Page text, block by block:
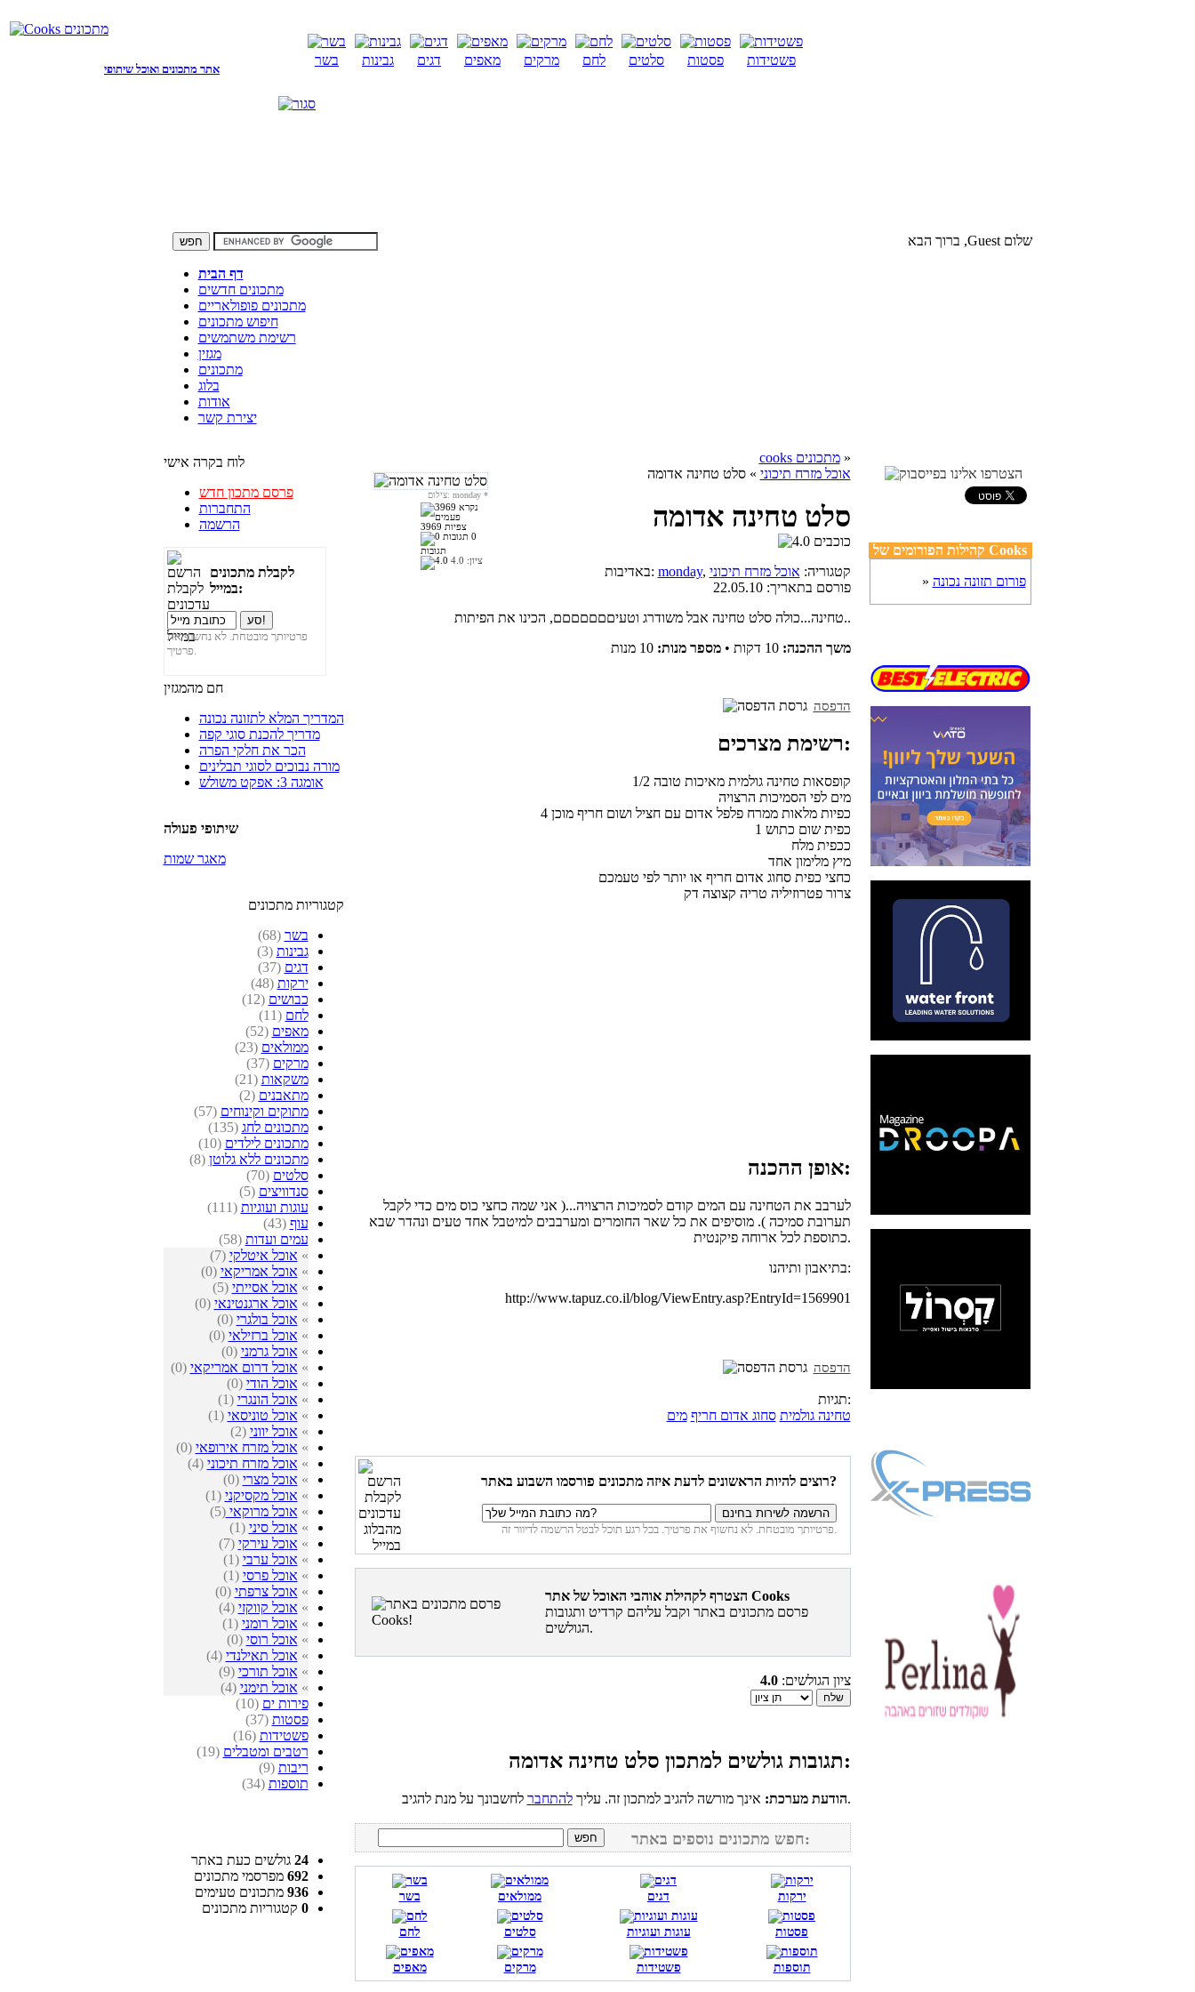
אתר מתכונים ואוכל שיתופי
בשר גבינות דגים מאפים מרקים לחם סלטים פסטות פשטידות
שלום Guest, ברוך הבא
דף הבית
מתכונים חדשים
מתכונים פופולאריים
חיפוש מתכונים
רשימת משתמשים
מגזין
מתכונים
בלוג
אודות
יצירת קשר
לוח בקרה אישי
פרסם מתכון חדש
התחברות
הרשמה
לקבלת מתכונים
במייל:
פרטיותך מובטחת. לא נחשוף את
פרטיך.
חם מהמגזין
המדריך המלא לתזונה נכונה
מדריך להכנת סוגי קפה
הכר את חלקי הפרה
מורה נבוכים לסוגי תבלינים
אומגה 3: אפקט משולש
שיתופי פעולה
מאגר שמות
קטגוריות מתכונים
בשר (68)
גבינות (3)
דגים (37)
ירקות (48)
כבושים (12)
לחם (11)
מאפים (52)
ממולאים (23)
מרקים (37)
משקאות (21)
מתאבנים (2)
מתוקים וקינוחים (57)
מתכונים לחג (135)
מתכונים לילדים (10)
מתכונים ללא גלוטן (8)
סלטים (70)
סנדוויצים (5)
עוגות ועוגיות (111)
עוף (43)
עמים ועדות (58)
» אוכל איטלקי (7)
» אוכל אמריקאי (0)
» אוכל אסייתי (5)
» אוכל ארגנטינאי (0)
» אוכל בולגרי (0)
» אוכל ברזילאי (0)
» אוכל גרמני (0)
» אוכל דרום אמריקאי (0)
» אוכל הודי (0)
» אוכל הונגרי (1)
» אוכל טוניסאי (1)
» אוכל יווני (2)
» אוכל מזרח אירופאי (0)
» אוכל מזרח תיכוני (4)
» אוכל מצרי (0)
» אוכל מקסיקני (1)
» אוכל מרוקאי(5)
» אוכל סיני (1)
» אוכל עירקי (7)
» אוכל ערבי (1)
» אוכל פרסי (1)
» אוכל צרפתי (0)
» אוכל קווקזי (4)
» אוכל רומני (1)
» אוכל רוסי (0)
» אוכל תאילנדי (4)
» אוכל תורכי (9)
» אוכל תימני (4)
פירות ים (10)
פסטות (37)
פשטידות (16)
רטבים ומטבלים (19)
ריבות (9)
תוספות (34)
24 גולשים כעת באתר
692 מפרסמי מתכונים
936 מתכונים טעימים
0 קטגוריות מתכונים
צילום: monday *
3969 צפיות
0
תגובות
ציון: 4.0
cooks מתכונים»
אוכל מזרח תיכוני » סלט טחינה אדומה
סלט טחינה אדומה
באדיבות: monday , קטגוריה: אוכל מזרח תיכוני
פורסם בתאריך:22.05.10
טחינה...כולה סלט טחינה אבל משודרג וטעיםםםםםםם, הכינו את הפיתות..
משך ההכנה: 10 דקות •מספר מנות: 10 מנות
הדפסה
רשימת מצרכים:
1/2 קופסאות טחינה גולמית מאיכות טובה
מים לפי הסמיכות הרצויה
4 כפיות מלאות ממרח פלפל אדום עם חציל ושום חריף מוכן
1 כפית שום כתוש
ככפית מלח
מיץ מלימון אחד
כחצי כפית סחוג אדום חריף או יותר לפי טעמכם
צרור פטרוזיליה טריה קצוצה דק
אופן ההכנה:
לערבב את הטחינה עם המים קודם לסמיכות הרצויה...( אני שמה כחצי כוס מים כדי לקבל
תערובת סמיכה ). מוסיפים את כל שאר החומרים ומערבבים למיטבל אחד טעים ונהדר שבא
כתוספת לכל ארוחה פיקנטית.
בתיאבון ותיהנו:
http://www.tapuz.co.il/blog/ViewEntry.asp?EntryId=1569901
הדפסה
תגיות:
טחינה גולמית סחוג אדום חריף מים
רוצים להיות הראשונים לדעת איזה מתכונים פורסמו השבוע באתר?
פרטיותך מובטחת. לא נחשוף את פרטיך. בכל רגע תוכל לבטל הרשמה לדיוור זה.
הצטרף לקהילת אוהבי האוכל של אתר Cooks
פרסם מתכונים באתר וקבל עליהם קרדיט ותגובות
הגולשים.
ציון הגולשים:4.0
תגובות גולשים למתכון סלט טחינה אדומה:
הודעת מערכת: אינך מורשה להגיב למתכון זה. עליךלהתחבר לחשבונך על מנת להגיב.
חפש מתכונים נוספים באתר:
בשר ממולאים דגים ירקות
לחם סלטים עוגות ועוגיות פסטות
מאפים מרקים פשטידות תוספות
קהילות הפורומים של Cooks
» פורום תזונה נכונה